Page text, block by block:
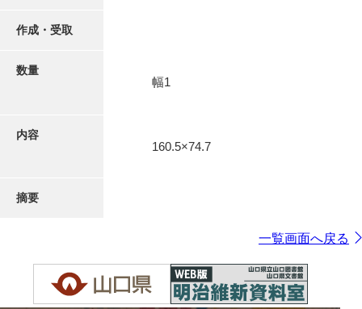
作成・受取
数量
幅1
内容
160.5×74.7
摘要
一覧画面へ戻る